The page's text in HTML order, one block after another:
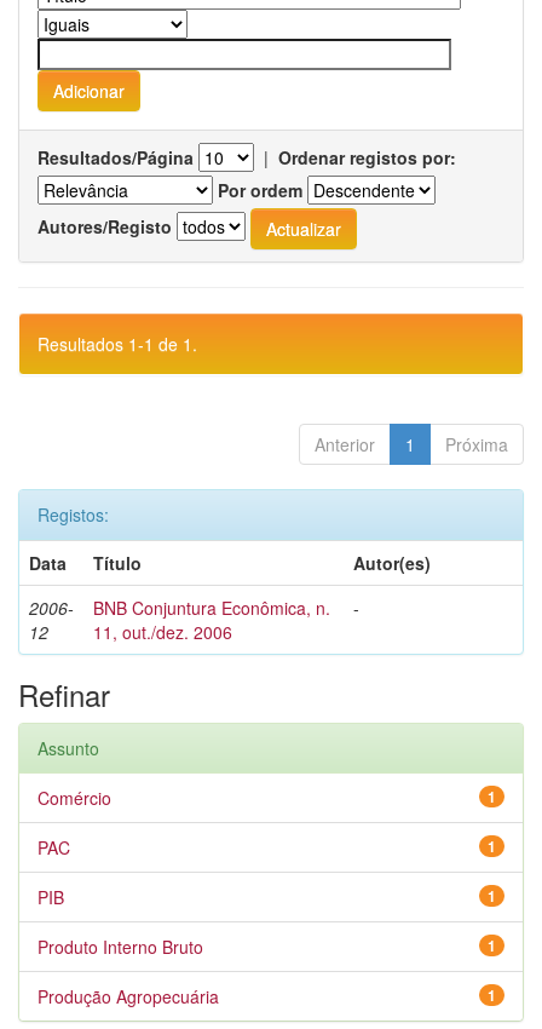
Resultados/Página | Ordenar registos por:
Por ordem
Autores/Registo
Resultados 1-1 de 1.
Anterior 1 Próxima
Registos:
Data
Título
Autor(es)
2006-
12
BNB Conjuntura Econômica, n.
11, out./dez. 2006
-
Refinar
Assunto
1
Comércio
1
PAC
1
PIB
1
Produto Interno Bruto
1
Produção Agropecuária